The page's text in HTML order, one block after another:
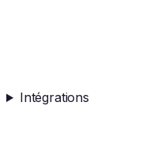
Intégrations